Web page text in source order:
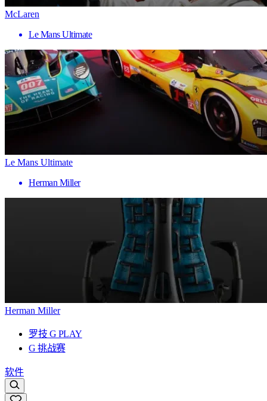
McLaren
Le Mans Ultimate
Le Mans Ultimate
Herman Miller
Herman Miller
罗技 G PLAY
G 挑战赛
软件